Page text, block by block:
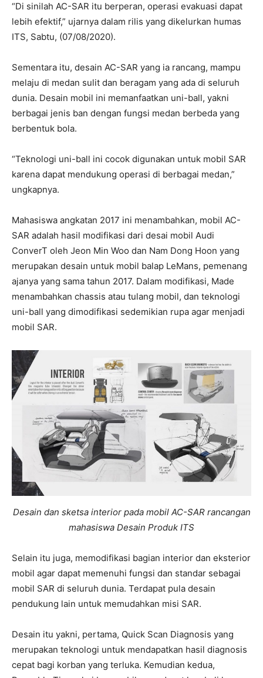
“Di sinilah AC-SAR itu berperan, operasi evakuasi dapat
lebih efektif,” ujarnya dalam rilis yang dikelurkan humas
ITS, Sabtu, (07/08/2020).
Sementara itu, desain AC-SAR yang ia rancang, mampu
melaju di medan sulit dan beragam yang ada di seluruh
dunia. Desain mobil ini memanfaatkan uni-ball, yakni
berbagai jenis ban dengan fungsi medan berbeda yang
berbentuk bola.
“Teknologi uni-ball ini cocok digunakan untuk mobil SAR
karena dapat mendukung operasi di berbagai medan,”
ungkapnya.
Mahasiswa angkatan 2017 ini menambahkan, mobil AC-
SAR adalah hasil modifikasi dari desai mobil Audi
ConverT oleh Jeon Min Woo dan Nam Dong Hoon yang
merupakan desain untuk mobil balap LeMans, pemenang
ajanya yang sama tahun 2017. Dalam modifikasi, Made
menambahkan chassis atau tulang mobil, dan teknologi
uni-ball yang dimodifikasi sedemikian rupa agar menjadi
mobil SAR.
Desain dan sketsa interior pada mobil AC-SAR rancangan
mahasiswa Desain Produk ITS
Selain itu juga, memodifikasi bagian interior dan eksterior
mobil agar dapat memenuhi fungsi dan standar sebagai
mobil SAR di seluruh dunia. Terdapat pula desain
pendukung lain untuk memudahkan misi SAR.
Desain itu yakni, pertama, Quick Scan Diagnosis yang
merupakan teknologi untuk mendapatkan hasil diagnosis
cepat bagi korban yang terluka. Kemudian kedua,